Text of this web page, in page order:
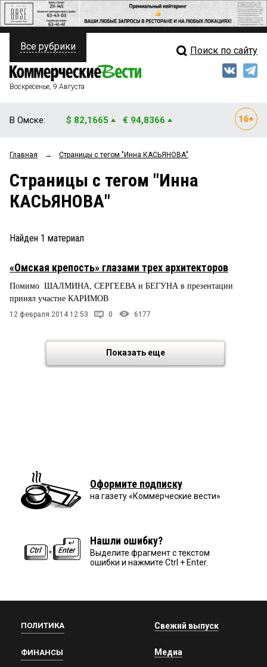
ПОЛИТИКА
ФИНАНСЫ
ОБЩЕСТВО
ЗАКОН
ПРОИСШЕСТВИЯ
СТИЛЬ ЖИЗНИ
Свежий выпуск
Мнения
Рейтинги
Все рубрики Поиск по сайту
Воскресенье, 9 Августа
В Омске: $ 82,1665 € 94,8366
Главная → Страницы c тегом "Инна КАСЬЯНОВА"
Страницы c тегом "Инна
КАСЬЯНОВА"
Найден 1 материал
«Омская крепость» глазами трех архитекторов
Помимо ШАЛМИНА, СЕРГЕЕВА и БЕГУНА в презентации
принял участие КАРИМОВ
12 февраля 2014 12:53 0 6177
Показать еще
Оформите подписку
на газету «Коммерческие вести»
Нашли ошибку?
Выделите фрагмент с текстом
ошибки и нажмите Ctrl + Enter.
ПОЛИТИКА
ФИНАНСЫ
Свежий выпуск
Медиа